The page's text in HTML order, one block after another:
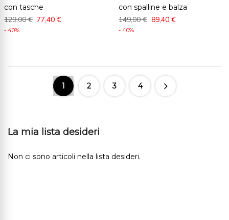
con tasche
129,00 € 77,40 €
- 40%
con spalline e balza
149,00 € 89,40 €
- 40%
1 2 3 4
La mia lista desideri
Non ci sono articoli nella lista desideri.